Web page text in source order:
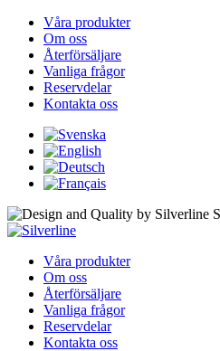
Våra produkter
Om oss
Återförsäljare
Vanliga frågor
Reservdelar
Kontakta oss
Våra produkter
Om oss
Återförsäljare
Vanliga frågor
Reservdelar
Kontakta oss